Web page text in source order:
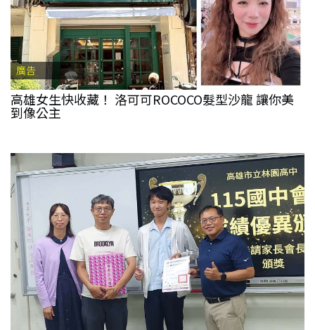
廣告
高雄女生快收藏！ 洛可可ROCOCO髮型沙龍 讓你美
到像公主